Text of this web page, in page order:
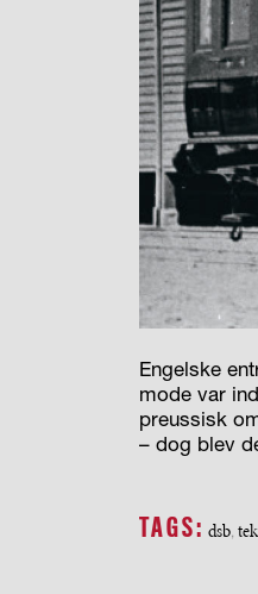
Engelske
mode var
preussisk
– dog blev
TAGS: dsb,